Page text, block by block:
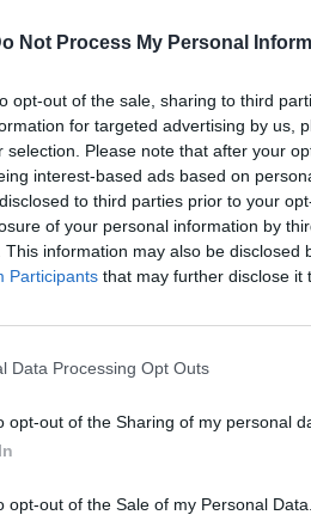
Not Process My Personal
opt-out of the sale, sharing to third
for targeted advertising by us,
selection. Please note that after your
interest-based ads based on
to third parties prior to your
of your personal information by
This information may also be disclosed
Participants that may further disclose it
Data Processing Opt Outs
opt-out of the Sharing of my personal
opt-out of the Sale of my Personal Data.